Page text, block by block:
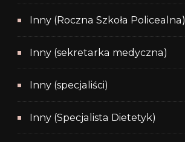
Inny (Roczna Szkoła Policealna)
Inny (sekretarka medyczna)
Inny (specjaliści)
Inny (Specjalista Dietetyk)